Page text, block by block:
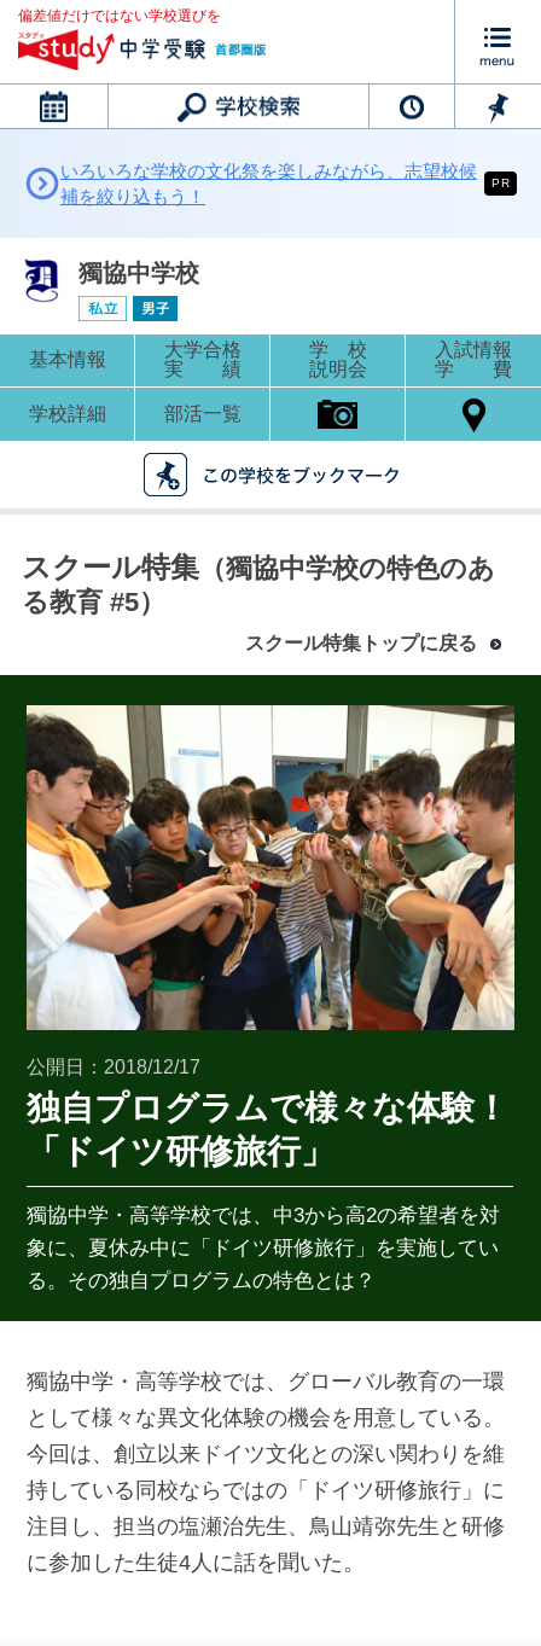
偏差値だけではない学校選びを
カレンダー
獨協中学校
ブックマークした学校
ブックマークした学校はありません
いろいろな学校の文化祭を楽しみながら、志望校候
補を絞り込もう！
PR
獨協中学校
基本情報
大学合格
実 績
学 校
説明会
入試情報
学 費
学校詳細 部活一覧
スクール特集（獨協中学校の特色のあ
る教育 #5）
スクール特集トップに戻る
公開日：2018/12/17
独自プログラムで様々な体験！
「ドイツ研修旅行」
獨協中学・高等学校では、中3から高2の希望者を対
象に、夏休み中に「ドイツ研修旅行」を実施してい
る。その独自プログラムの特色とは？
獨協中学・高等学校では、グローバル教育の一環
として様々な異文化体験の機会を用意している。
今回は、創立以来ドイツ文化との深い関わりを維
持している同校ならではの「ドイツ研修旅行」に
注目し、担当の塩瀬治先生、鳥山靖弥先生と研修
に参加した生徒4人に話を聞いた。